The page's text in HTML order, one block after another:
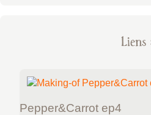
Liens
Pepper&Carrot ep4